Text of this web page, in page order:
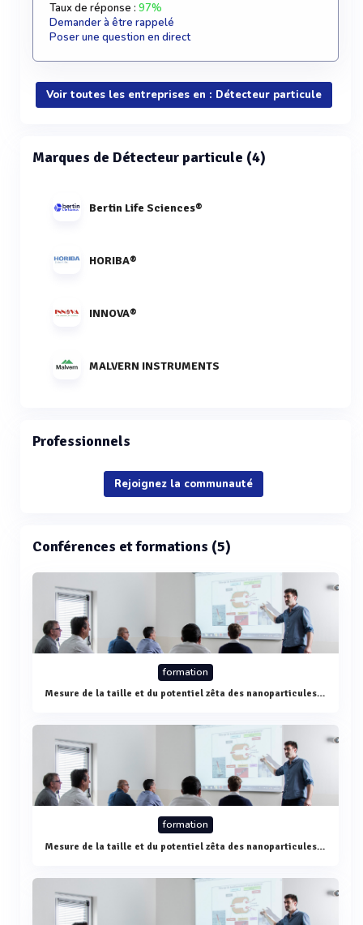
Taux de réponse : 97%
Demander à être rappelé
Poser une question en direct
Voir toutes les entreprises en : Détecteur particule
Marques de Détecteur particule (4)
Bertin Life Sciences®
HORIBA®
INNOVA®
MALVERN INSTRUMENTS
Professionnels
Rejoignez la communauté
Conférences et formations (5)
formation
Mesure de la taille et du potentiel zêta des nanoparticules par diffusion de la lumière
formation
Mesure de la taille et du potentiel zêta des nanoparticules par diffusion de la lumière